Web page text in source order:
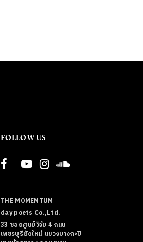
FOLLOW US
THE MOMENTUM
day poets Co.,Ltd.
33 ซอยศูนย์วิจัย 4 ถนน
เพชรบุรีตัดใหม่ แขวงบางกะปิ